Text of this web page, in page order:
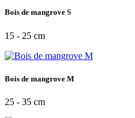
Bois de mangrove S
15 - 25 cm
Bois de mangrove M
25 - 35 cm